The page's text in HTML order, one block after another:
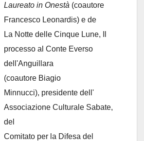
Laureato in Onestà (coautore
Francesco Leonardis) e de
La Notte delle Cinque Lune, Il
processo al Conte Everso
dell'Anguillara
(coautore Biagio
Minnucci), presidente dell'
Associazione Culturale Sabate,
del
Comitato per la Difesa del